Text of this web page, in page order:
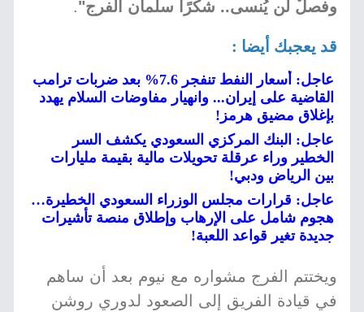
وفصلٌ لن يُنسى.. شكرًا سلمان الفرج".
قد يعجبك أيضا :
عاجل: أسعار النفط تنفجر 7.6% بعد ضربات ترامب
القاضية على إيران... وانهيار مفاوضات السلام يهدد
بإغلاق مضيق هرمز!
عاجل: البنك المركزي السعودي يكشف السر
الخطير وراء عرقلة تحويلات مالية بقيمة مليارات
بين الرياض ودبي!
عاجل: قرارات مجلس الوزراء السعودي الخطيرة…
هجوم شامل على الإرهاب وإطلاق منصة تأشيرات
جديدة تغير قواعد اللعبة!
ويختتم الفرج مشواره مع نيوم بعد أن ساهم
في قيادة الفريق إلى الصعود لدوري روشن